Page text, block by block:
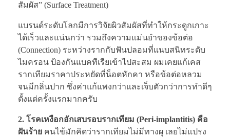
สัมผัส” (Surface Treatment)
แบรนด์ระดับโลกมีการวิจัยผิวสัมผัสที่ทำให้กระดูกเกาะ
ได้เร็วและแน่นกว่า รวมถึงความแม่นยำของข้อต่อ
(Connection) ระหว่างรากกับฟันปลอมที่แนบสนิทระดับ
ไมครอน ป้องกันแบคทีเรียเข้าไปสะสม ผมเคยแก้เคส
รากเทียมราคาประหยัดที่น็อตหักคา หรือข้อต่อหลวม
จนมีกลิ่นปาก ซึ่งค่าแก้แพงกว่าและเจ็บตัวกว่าการทำดีๆ
ตั้งแต่ครั้งแรกมากครับ
2. โรคเหงือกอักเสบรอบรากเทียม (Peri-implantitis) คือ
ฝันร้าย คนไข้มักคิดว่ารากเทียมไม่มีทางผุ เลยไม่แปรง